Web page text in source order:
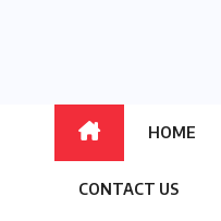
HOME
CONTACT US